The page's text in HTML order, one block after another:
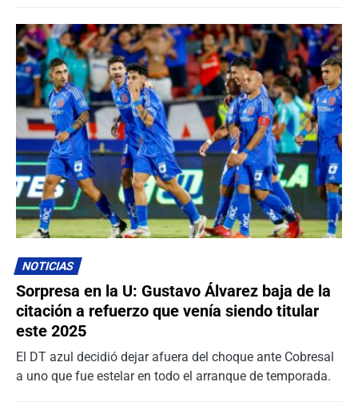
NOTICIAS
Sorpresa en la U: Gustavo Álvarez baja de la
citación a refuerzo que venía siendo titular
este 2025
El DT azul decidió dejar afuera del choque ante Cobresal
a uno que fue estelar en todo el arranque de temporada.